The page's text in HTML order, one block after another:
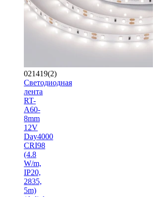
021419(2)
Светодиодная
лента
RT-
A60-
8mm
12V
Day4000
CRI98
(4.8
W/m,
IP20,
2835,
5m)